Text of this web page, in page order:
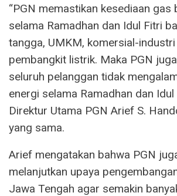
“PGN memastikan kesediaan gas
selama Ramadhan dan Idul Fitri
tangga, UMKM, komersial-
pembangkit listrik. Maka PGN
seluruh pelanggan tidak
energi selama Ramadhan dan Idul
Direktur Utama PGN Arief S.
yang sama.
Arief mengatakan bahwa PGN
melanjutkan upaya
Jawa Tengah agar semakin